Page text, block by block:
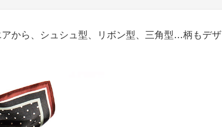
から、シュシュ型、リボン型、三角型…柄もデザ